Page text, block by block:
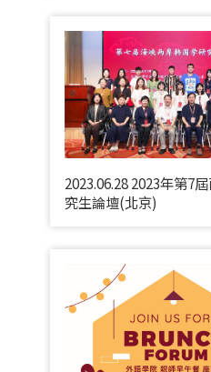
2023.06.28 2023年第7
究生論壇(北京)